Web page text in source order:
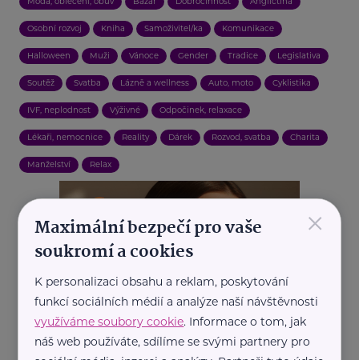
Osobní rozvoj Kniha Samoživitel/ka Komunikace
Halloween Muži Vánoce Gender Tradice Legislativa
Soutěž Svatba Lázně a wellness Auto, moto Cyklistika
IVF, neplodnost Výživné Odpočinek, relaxace
Lékaři, nemocnice Reality Dárek Rozvod, svatba Charita
Manželství Relax
×
Maximální bezpečí pro vaše
soukromí a cookies
K personalizaci obsahu a reklam, poskytování
funkcí sociálních médií a analýze naší návštěvnosti
využíváme soubory cookie. Informace o tom, jak
náš web používáte, sdílíme se svými partnery pro